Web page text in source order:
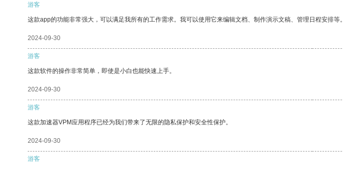
游客
这款app的功能非常强大，可以满足我所有的工作需求。我可以使用它来编辑文档、制作演示文稿、管理日程安排等。
2024-09-30
游客
这款软件的操作非常简单，即使是小白也能快速上手。
2024-09-30
游客
这款加速器VPM应用程序已经为我们带来了无限的隐私保护和安全性保护。
2024-09-30
游客